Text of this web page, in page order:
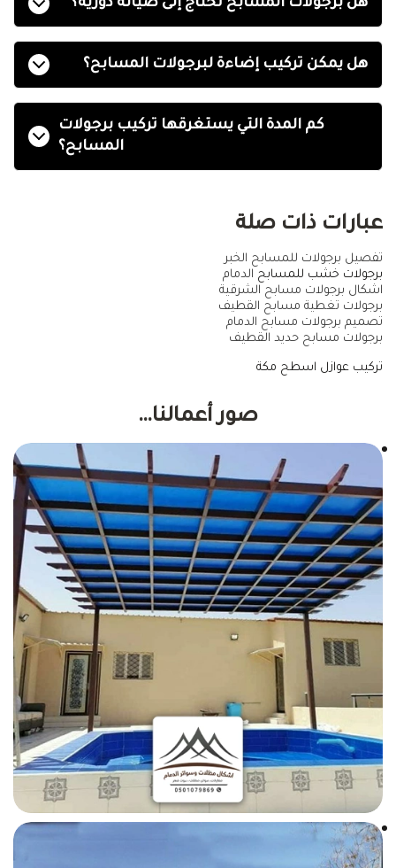
هل برجولات المسابح تحتاج إلى صيانة دورية؟
هل يمكن تركيب إضاءة لبرجولات المسابح؟
كم المدة التي يستغرقها تركيب برجولات
المسابح؟
عبارات ذات صلة
تفصيل برجولات للمسابح الخبر
برجولات خشب للمسابح الدمام
اشكال برجولات مسابح الشرقية
برجولات تغطية مسابح القطيف
تصميم برجولات مسابح الدمام
برجولات مسابح حديد القطيف
تركيب عوازل اسطح مكة
صور أعمالنا…